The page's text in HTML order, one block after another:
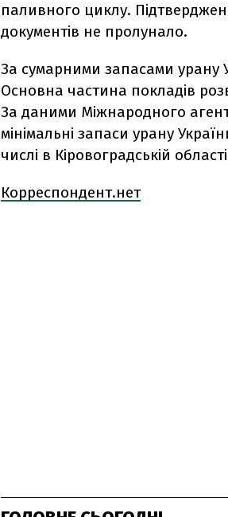
паливного циклу.
документів не пролунало.
За сумарними запасами урану
Основна частина покладів
За даними Міжнародного
мінімальні запаси урану
числі в Кіровоградській
Корреспондент.нет